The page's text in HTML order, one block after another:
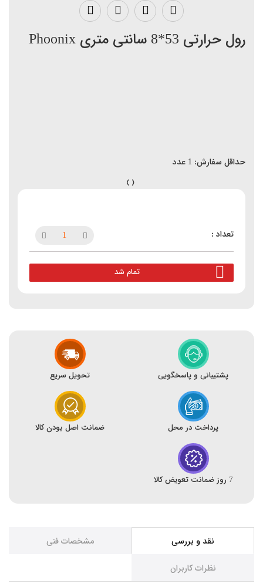
رول حرارتی 53*8 سانتی متری Phoonix
حداقل سفارش: 1 عدد
تمام شد
پشتیبانی و پاسخگویی تحویل سریع
پرداخت در محل ضمانت اصل بودن کالا
7 روز ضمانت تعویض کالا
نقد و بررسی مشخصات فنی
نظرات کاربران